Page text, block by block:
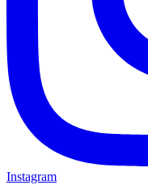
Instagram